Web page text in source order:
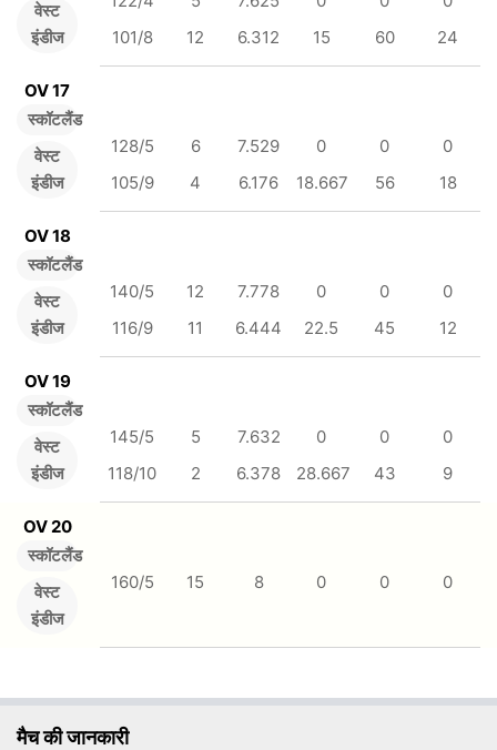
वेस्ट
इंडीज
101/8
12 6.312 15 60 24
OV 17
स्कॉटलैंड
वेस्ट
इंडीज
128/5 6 7.529 0 0
0
105/9
4 6.176 18.667 56 18
OV 18
स्कॉटलैंड
वेस्ट
इंडीज
140/5 12 7.778 0 0
0
116/9
11 6.444 22.5 45 12
OV 19
स्कॉटलैंड
वेस्ट
इंडीज
145/5 5 7.632 0 0
0
118/10
2 6.378 28.667 43 9
OV 20
स्कॉटलैंड
वेस्ट
इंडीज
160/5 15 8 0 0 0
मैच की जानकारी